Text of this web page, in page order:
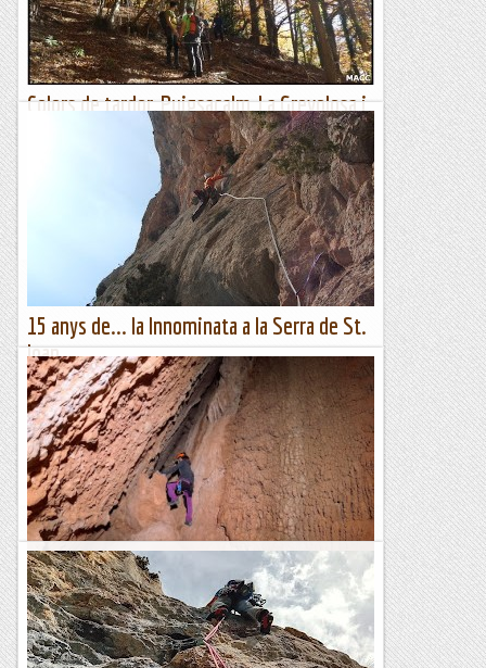
Colors de tardor, Puigsacalm, La Grevolosa i
Serra de Llancers.
Descripció del recorregut.Sortida del 18/11/2023.Tot i que
aquest any hem tingut diferents baixes no podia faltar la
nostra sortida anual, i ja en portem unes quantes
El blog del Miquel, de roca en roca.
15 anys de... la Innominata a la Serra de St.
Joan.
Actualment el tinc una mica abandonat, però durant una
bona temporada la Serra de Sant Joan a Montanisell va ser
un terreny de joc excelent per escalar-hi, avui fa 15anys
vam...
Romàntic Guerrer
Escletxa del Moro o Cova de Sant Jeroni
L'Escletxa del Moro és un indret singular de Montserat. Es
tracta d'una cavitat dintre d'una gran fisura entre roques, al
peu de la Paret de l'Aeri. Tot i que...